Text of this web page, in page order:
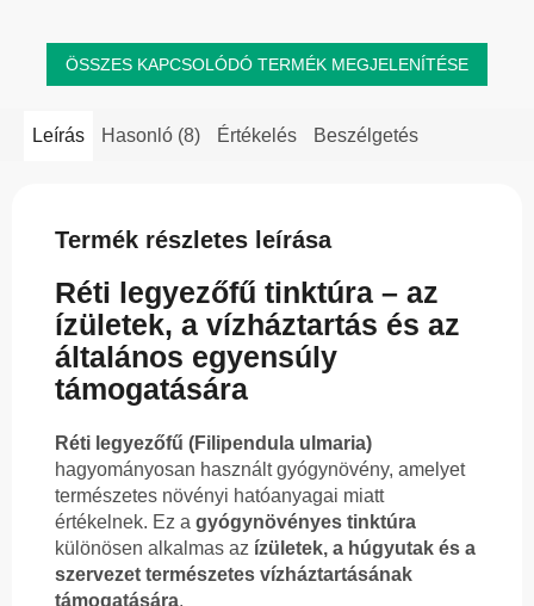
ÖSSZES KAPCSOLÓDÓ TERMÉK MEGJELENÍTÉSE
Leírás Hasonló (8) Értékelés Beszélgetés
Termék részletes leírása
Réti legyezőfű tinktúra – az
ízületek, a vízháztartás és az
általános egyensúly
támogatására
Réti legyezőfű (Filipendula ulmaria)
hagyományosan használt gyógynövény, amelyet
természetes növényi hatóanyagai miatt
értékelnek. Ez a gyógynövényes tinktúra
különösen alkalmas az ízületek, a húgyutak és a
szervezet természetes vízháztartásának
támogatására.